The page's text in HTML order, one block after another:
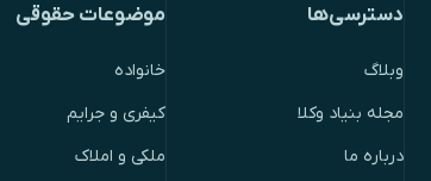
دسترسی‌ها
وبلاگ
مجله بنیاد وکلا
درباره ما
موضوعات حقوقی
خانواده
کیفری و جرایم
ملکی و املاک